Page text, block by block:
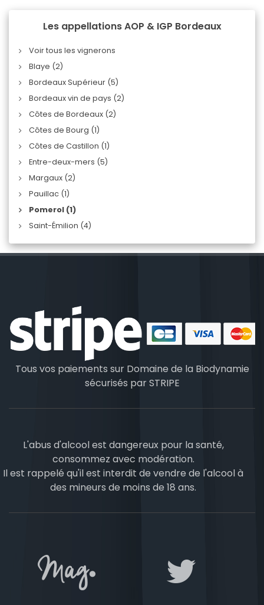
Les appellations AOP & IGP Bordeaux
Voir tous les vignerons
Blaye (2)
Bordeaux Supérieur (5)
Bordeaux vin de pays (2)
Côtes de Bordeaux (2)
Côtes de Bourg (1)
Côtes de Castillon (1)
Entre-deux-mers (5)
Margaux (2)
Pauillac (1)
Pomerol (1)
Saint-Émilion (4)
Tous vos paiements sur Domaine de la Biodynamie
sécurisés parSTRIPE
L'abus d'alcool est dangereux pour la santé,
consommez avec modération.
Il est rappelé qu'il est interdit de vendre de l'alcool à
des mineurs de moins de 18 ans.